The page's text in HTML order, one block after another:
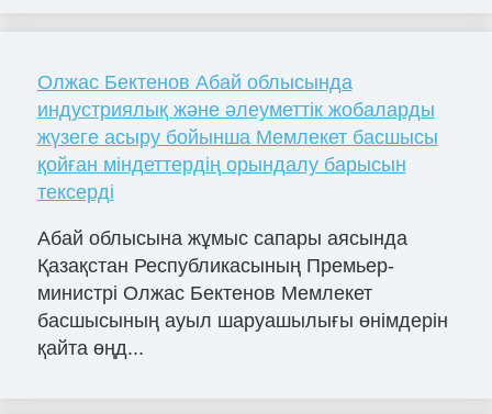
Олжас Бектенов Абай облысында
индустриялық және әлеуметтік жобаларды
жүзеге асыру бойынша Мемлекет басшысы
қойған міндеттердің орындалу барысын
тексерді
Абай облысына жұмыс сапары аясында
Қазақстан Республикасының Премьер-
министрі Олжас Бектенов Мемлекет
басшысының ауыл шаруашылығы өнімдерін
қайта өңд...